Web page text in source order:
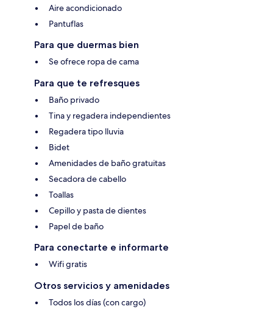
Aire acondicionado
Pantuflas
Para que duermas bien
Se ofrece ropa de cama
Para que te refresques
Baño privado
Tina y regadera independientes
Regadera tipo lluvia
Bidet
Amenidades de baño gratuitas
Secadora de cabello
Toallas
Cepillo y pasta de dientes
Papel de baño
Para conectarte e informarte
Wifi gratis
Otros servicios y amenidades
Todos los días (con cargo)